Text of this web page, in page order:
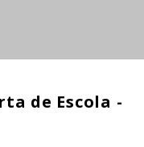
de Escola -